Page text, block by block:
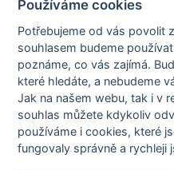
Náš smíšek
Používáme cookies
Potřebujeme od vás povolit
souhlasem budeme
poznáme,co vás zajímá.
které hledáte, a nebudeme
Jak na našem webu, tak i v
souhlas můžete kdykoliv
používáme i cookies, které
fungovaly správně a rychleji